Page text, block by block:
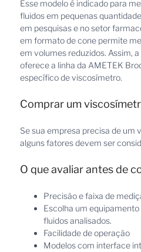
Esse modelo é indicado para
fluidos em pequenas
em pesquisas e no setor
em formato de cone permite
em volumes reduzidos. Assim,
oferece a linha da AMETEK
específico de viscosímetro.
Comprar um
Se sua empresa precisa de um
alguns fatores devem ser
O que avaliar antes de
Precisão e faixa de
Escolha um
fluidos analisados.
Facilidade de operação
Modelos com interface